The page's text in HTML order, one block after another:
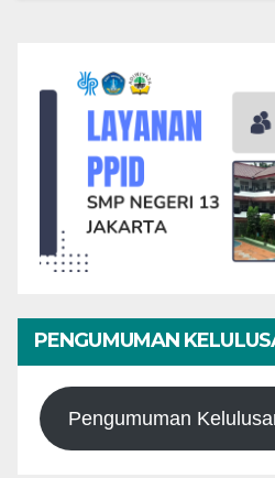
PENGUMUMAN
Pengumuman